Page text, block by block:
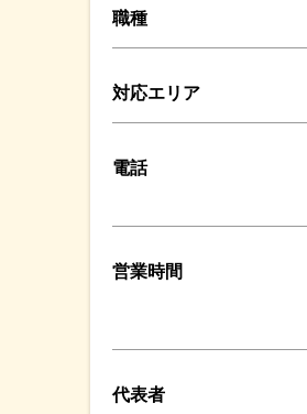
職種
対応エリア
電話
営業時間
代表者